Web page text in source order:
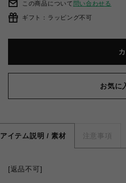
この商品について 問い合わせる
ギフト：ラッピング不可
お気に
アイテム説明 / 素材 注意事項
[返品不可]